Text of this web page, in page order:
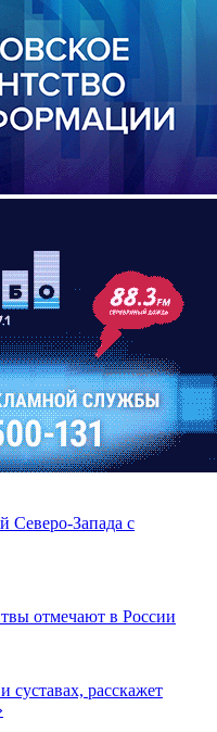
Северо-Запада с
отмечают в России
расскажет